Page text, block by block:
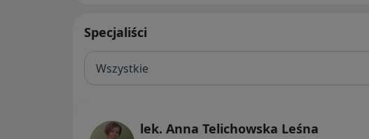
Specjaliści
Wszystkie
lek. Anna Telichowska Leśna